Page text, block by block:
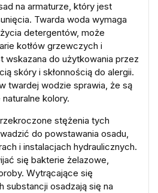
na armaturze, który jest
Twarda woda wymaga
detergentów, może
kotłów grzewczych i
wskazana do użytkowania przez
skóry i skłonnością do alergii.
twardej wodzie sprawia, że są
kolory.
stężenia tych
do powstawania osadu,
i instalacjach hydraulicznych.
się bakterie żelazowe,
Wytrącające się
osadzają się na